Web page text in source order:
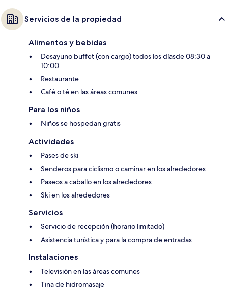
Servicios de la propiedad
Alimentos y bebidas
Desayuno buffet (con cargo) todos los díasde 08:30 a
10:00
Restaurante
Café o té en las áreas comunes
Para los niños
Niños se hospedan gratis
Actividades
Pases de ski
Senderos para ciclismo o caminar en los alrededores
Paseos a caballo en los alrededores
Ski en los alrededores
Servicios
Servicio de recepción (horario limitado)
Asistencia turística y para la compra de entradas
Instalaciones
Televisión en las áreas comunes
Tina de hidromasaje